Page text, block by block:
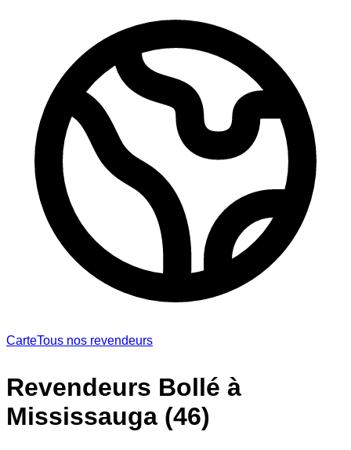
CarteTous nos revendeurs
Revendeurs Bollé à
Mississauga (46)